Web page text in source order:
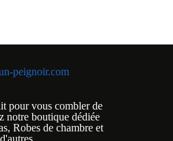
pour vous combler de
notre boutique dédiée
Robes de chambre et